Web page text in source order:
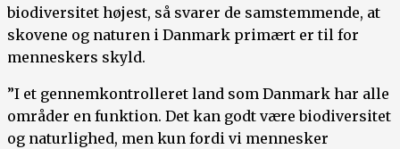
biodiversitet højest, så svarer de samstemmende, at
skovene og naturen i Danmark primært er til for
menneskers skyld.
”I et gennemkontrolleret land som Danmark har alle
områder en funktion. Det kan godt være biodiversitet
og naturlighed, men kun fordi vi mennesker